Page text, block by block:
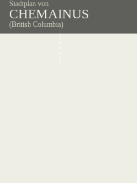
Stadtplan von
CHEMAINUS
(British Columbia)